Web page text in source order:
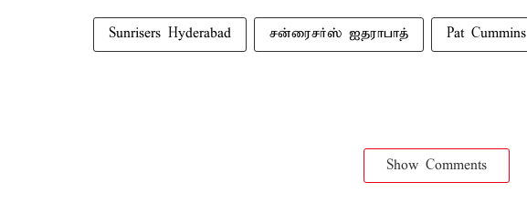
Sunrisers Hyderabad சன்ரைசர்ஸ் ஐதராபாத் Pat Cummins
Show Comments